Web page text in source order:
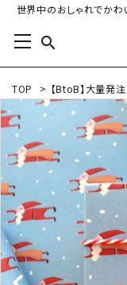
世界中のおしゃれでかわ
search
TOP > 【BtoB】大量発